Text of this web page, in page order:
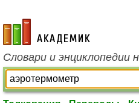
academic.ru
Словари и энциклопедии